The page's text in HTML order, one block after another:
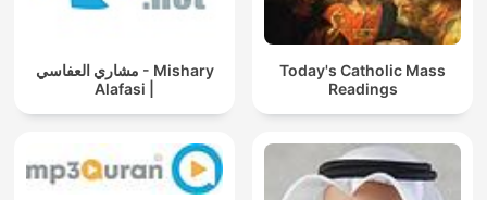
مشاري العفاسي - Mishary
Alafasi |
Today's Catholic Mass
Readings